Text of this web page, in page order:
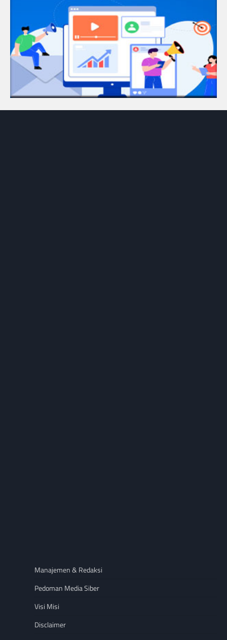
Manajemen & Redaksi
Pedoman Media Siber
Visi Misi
Disclaimer